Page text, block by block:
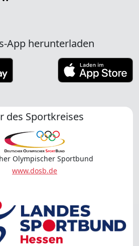
App herunterladen
des Sportkreises
Olympischer Sportbund
www.dosb.de